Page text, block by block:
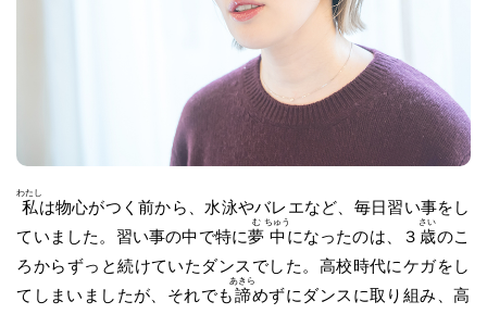
私
わたし
は物心がつく前から、水泳やバレエなど、毎日習い事をし
ていました。習い事の中で特に夢
む
中
ちゅう
になったのは、３ 歳
さい
のこ
ろからずっと続けていたダンスでした。高校時代にケガをし
てしまいましたが、それでも諦
あきら
めずにダンスに取り組み、高